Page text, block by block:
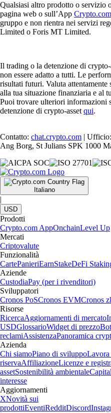
Qualsiasi altro prodotto o servizio
pagina web o sull’App Crypto.com
gruppo e non rientra nei servizi
Limited o Foris MT Limited.
Il trading o la detenzione di
non essere adatto a tutti. Le
risultati futuri. Valuta attentamente
alla tua situazione finanziaria e al
Puoi trovare ulteriori informazioni
detenzione di crypto-asset qui.
Contatto: chat.crypto.com |
Ang Borg, St Julians SPK 1000
Italiano
|
USD
Prodotti
Crypto.com AppOnchainLevel Up
Mercati
Criptovalute
Funzionalità
CartePanieriEarnStakeDeFi
Aziende
CustodiaPay (per i rivenditori)
Sviluppatori
Cronos PoSCronos EVMCronos
Risorse
RicercaAggiornamenti di mercato
USDGlossarioWidget di prezzo
reclamiAssistenzaPanoramica
Azienda
Chi siamoPiano di sviluppoLavora
riservaAffiliazioneLicenze e
assetSostenibilità ambientale
interesse
Aggiornamenti
XNovità sui
prodottiEventiRedditDiscord